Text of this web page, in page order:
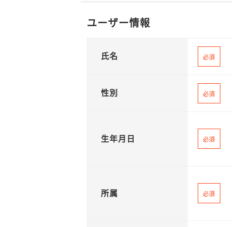
ユーザー情報
氏名 必須
性別 必須
生年月日 必須
所属 必須